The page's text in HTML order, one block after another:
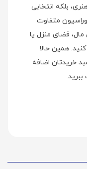
بلکه انتخابی
متفاوت
مال، فضای منزل یا
همین حالا
خریدتان اضافه